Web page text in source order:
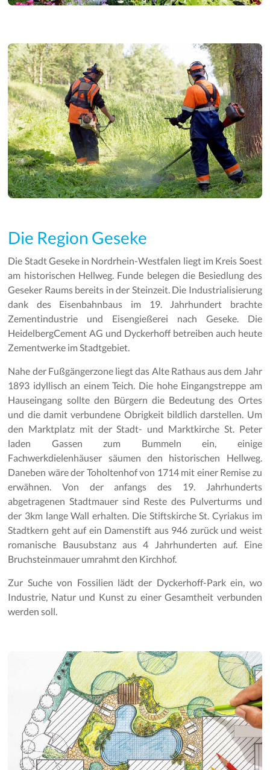
Die Region Geseke
Die Stadt Geseke in Nordrhein-Westfalen liegt im Kreis Soest
am historischen Hellweg. Funde belegen die Besiedlung des
Geseker Raums bereits in der Steinzeit. Die Industrialisierung
dank des Eisenbahnbaus im 19. Jahrhundert brachte
Zementindustrie und Eisengießerei nach Geseke. Die
HeidelbergCement AG und Dyckerhoff betreiben auch heute
Zementwerke im Stadtgebiet.
Nahe der Fußgängerzone liegt das Alte Rathaus aus dem Jahr
1893 idyllisch an einem Teich. Die hohe Eingangstreppe am
Hauseingang sollte den Bürgern die Bedeutung des Ortes
und die damit verbundene Obrigkeit bildlich darstellen. Um
den Marktplatz mit der Stadt- und Marktkirche St. Peter
laden Gassen zum Bummeln ein, einige
Fachwerkdielenhäuser säumen den historischen Hellweg.
Daneben wäre der Toholtenhof von 1714 mit einer Remise zu
erwähnen. Von der anfangs des 19. Jahrhunderts
abgetragenen Stadtmauer sind Reste des Pulverturms und
der 3km lange Wall erhalten. Die Stiftskirche St. Cyriakus im
Stadtkern geht auf ein Damenstift aus 946 zurück und weist
romanische Bausubstanz aus 4 Jahrhunderten auf. Eine
Bruchsteinmauer umrahmt den Kirchhof.
Zur Suche von Fossilien lädt der Dyckerhoff-Park ein, wo
Industrie, Natur und Kunst zu einer Gesamtheit verbunden
werden soll.